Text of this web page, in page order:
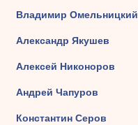
Владимир Омельницкий
Александр Якушев
Алексей Никоноров
Андрей Чапуров
Константин Серов